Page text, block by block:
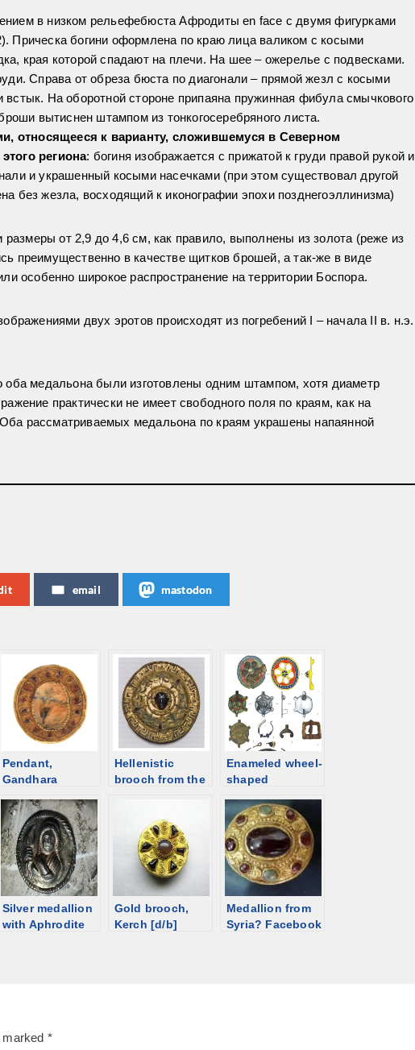
в низком рельефебюста Афродиты en face с двумя фигурками
Прическа богини оформлена по краю лица валиком с косыми
края которой спадают на плечи. На шее – ожерелье с подвесками.
Справа от обреза бюста по диагонали – прямой жезл с косыми
На оборотной стороне припаяна пружинная фибула смычкового
вытиснен штампом из тонкогосеребряного листа.
относящееся к варианту, сложившемуся в Северном
региона: богиня изображается с прижатой к груди правой рукой и
и украшенный косыми насечками (при этом существовал другой
без жезла, восходящий к иконографии эпохи позднегоэллинизма)
от 2,9 до 4,6 см, как правило, выполнены из золота (реже из
преимущественно в качестве щитков брошей, а так-же в виде
особенно широкое распространение на территории Боспора.
двух эротов происходят из погребений I – начала II в. н.э.
оба медальона были изготовлены одним штампом, хотя диаметр
практически не имеет свободного поля по краям, как на
рассматриваемых медальона по краям украшены напаянной
email mastodon
Pendant,
Gandhara
Bopearachchi],
ca 100 BCE [d/b]
Hellenistic
brooch from the
Enameled wheel-
shaped
Sarmatian
burials
Silver medallion
with Aphrodite
Gold brooch,
Kerch [d/b]
Medallion from
Syria? Facebook
marked *